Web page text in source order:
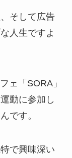
そして広告
人生ですよ
ェ「SORA」
動に参加し
です。
で興味深い